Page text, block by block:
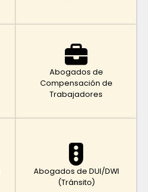
Abogados de
Compensación de
Trabajadores
Abogados de DUI/DWI
(Tránsito)